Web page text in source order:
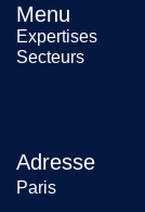
Menu
Expertises
Secteurs
Adresse
Paris